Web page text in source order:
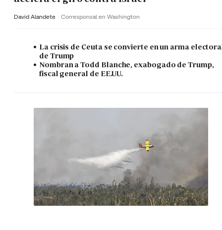
David Alandete Corresponsal en Washington
La crisis de Ceuta se convierte en un arma
de Trump
Nombran a Todd Blanche, exabogado de Trump,
fiscal general de EE.UU.